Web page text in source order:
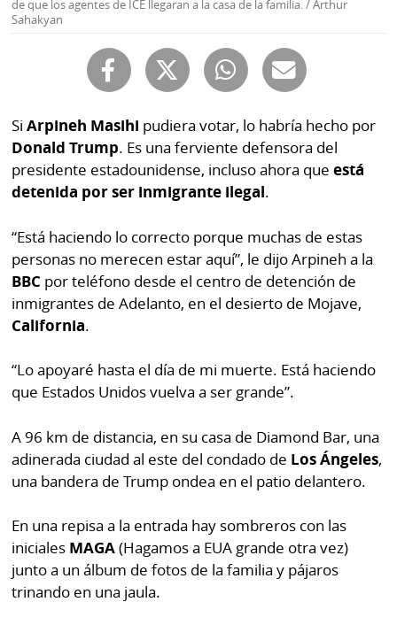
Buscador
Comunicados
Catálogos
Lotería
Kiosko
digital
RSS
Temas
Notas
al
lector
Buenas
prácticas
OTROS
Metro
Metro
Tienda
Panamá
Tus
Tiquetes
Cero
Mi
Ellas
Club
Prensa
Busca
Fácil
⌾
de que los agentes de ICE llegaran a la casa de la familia. / Arthur
Sahakyan
SiArpineh Masihi pudiera votar, lo habría hecho por
Donald Trump. Es una ferviente defensora del
presidente estadounidense, incluso ahora queestá
detenida por ser inmigrante ilegal.
“Está haciendo lo correcto porque muchas de estas
personas no merecen estar aquí”, le dijo Arpineh a la
BBC por teléfono desde el centro de detención de
inmigrantes de Adelanto, en el desierto de Mojave,
California.
“Lo apoyaré hasta el día de mi muerte. Está haciendo
que Estados Unidos vuelva a ser grande”.
A 96 km de distancia, en su casa de Diamond Bar, una
adinerada ciudad al este del condado de Los Ángeles,
una bandera de Trump ondea en el patio delantero.
En una repisa a la entrada hay sombreros con las
iniciales MAGA(Hagamos a EUA grande otra vez)
junto a un álbum de fotos de la familia y pájaros
trinando en una jaula.